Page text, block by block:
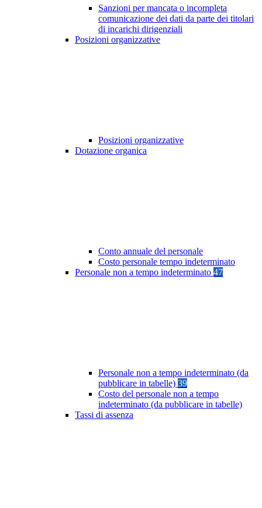
Sanzioni per mancata o incompleta
comunicazione dei dati da parte dei titolari
di incarichi dirigenziali
Posizioni organizzative
Posizioni organizzative
Dotazione organica
Conto annuale del personale
Costo personale tempo indeterminato
Personale non a tempo indeterminato 47
Personale non a tempo indeterminato (da
pubblicare in tabelle) 39
Costo del personale non a tempo
indeterminato (da pubblicare in tabelle)
Tassi di assenza